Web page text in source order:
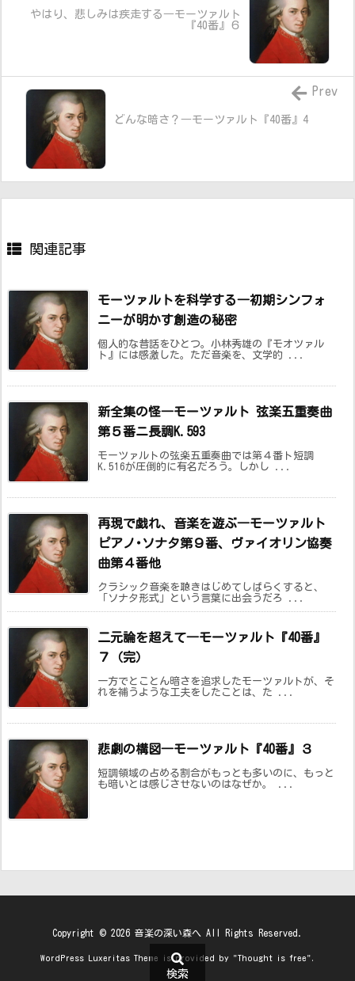
やはり、悲しみは疾走する―モーツァルト
『40番』６
どんな暗さ？―モーツァルト『40番』4
Prev
関連記事
モーツァルトを科学する―初期シンフォ
ニーが明かす創造の秘密
個人的な昔話をひとつ。小林秀雄の『モオツァル
ト』には感激した。ただ音楽を、文学的 ...
新全集の怪―モーツァルト 弦楽五重奏曲
第５番ニ長調K.593
モーツァルトの弦楽五重奏曲では第４番ト短調
K.516が圧倒的に有名だろう。しかし ...
再現で戯れ、音楽を遊ぶ―モーツァルト
ピアノ･ソナタ第９番、ヴァイオリン協奏
曲第４番他
クラシック音楽を聴きはじめてしばらくすると、
「ソナタ形式」という言葉に出会うだろ ...
二元論を超えて―モーツァルト『40番』
７（完）
一方でとことん暗さを追求したモーツァルトが、そ
れを補うような工夫をしたことは、た ...
悲劇の構図―モーツァルト『40番』３
短調領域の占める割合がもっとも多いのに、もっと
も暗いとは感じさせないのはなぜか。 ...
Copyright © 2026 音楽の深い森へ All Rights Reserved.
WordPress Luxeritas Theme is provided by "Thought is free".
検索